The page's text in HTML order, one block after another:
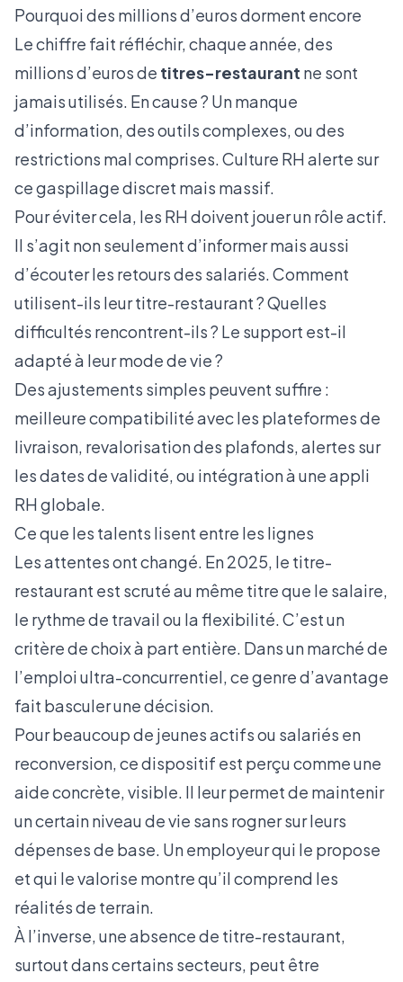
Pourquoi des millions d’euros dorment encore
Le chiffre fait réfléchir, chaque année, des
millions d’euros de titres-restaurant ne sont
jamais utilisés. En cause ? Un manque
d’information, des outils complexes, ou des
restrictions mal comprises.Culture RHalerte sur
ce gaspillage discret mais massif.
Pour éviter cela, les RH doivent jouer un rôle actif.
Il s’agit non seulement d’informer mais aussi
d’écouter les retours des salariés. Comment
utilisent-ils leur titre-restaurant ? Quelles
difficultés rencontrent-ils ? Le support est-il
adapté à leur mode de vie ?
Des ajustements simples peuvent suffire :
meilleure compatibilité avec les plateformes de
livraison, revalorisation des plafonds, alertes sur
les dates de validité, ou intégration à une appli
RH globale.
Ce que les talents lisent entre les lignes
Les attentes ont changé. En 2025, le titre-
restaurant est scruté au même titre que le salaire,
le rythme de travail ou la flexibilité. C’est un
critère de choix à part entière. Dans unmarché de
l’emploi ultra-concurrentiel, ce genre d’avantage
fait basculer une décision.
Pour beaucoup de jeunes actifs ou salariés en
reconversion, ce dispositif est perçu comme une
aide concrète, visible. Il leur permet de maintenir
un certain niveau de vie sans rogner sur leurs
dépenses de base. Un employeur qui le propose
et qui le valorise montre qu’il comprend les
réalités de terrain.
À l’inverse, une absence de titre-restaurant,
surtout dans certains secteurs, peut être